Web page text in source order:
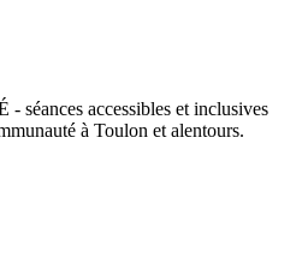
séances accessibles et inclusives
à Toulon et alentours.